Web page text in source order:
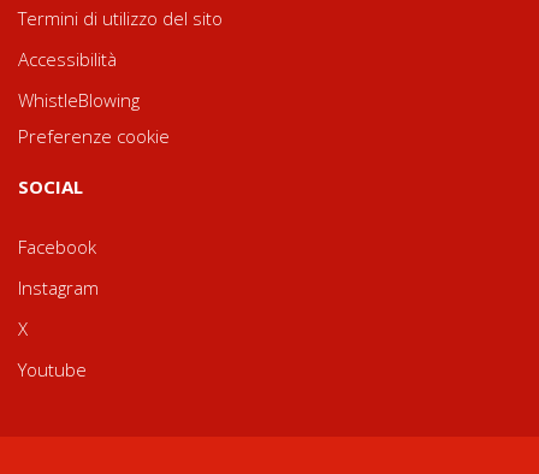
Termini di utilizzo del sito
Accessibilità
WhistleBlowing
Preferenze cookie
SOCIAL
Facebook
Instagram
X
Youtube